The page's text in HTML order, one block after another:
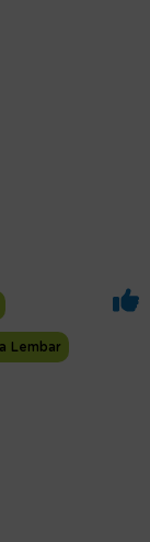
Lembar